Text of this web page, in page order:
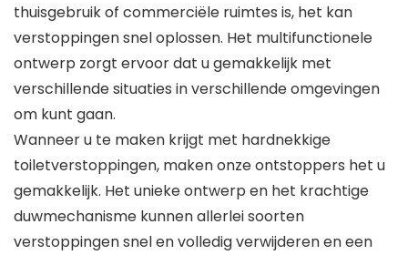
thuisgebruik of commerciële ruimtes is, het kan
verstoppingen snel oplossen. Het multifunctionele
ontwerp zorgt ervoor dat u gemakkelijk met
verschillende situaties in verschillende omgevingen
om kunt gaan.
Wanneer u te maken krijgt met hardnekkige
toiletverstoppingen, maken onze ontstoppers het u
gemakkelijk. Het unieke ontwerp en het krachtige
duwmechanisme kunnen allerlei soorten
verstoppingen snel en volledig verwijderen en een